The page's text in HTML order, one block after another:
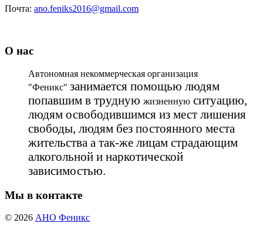
Почта: ano.feniks2016@gmail.com
О нас
Автономная некоммерческая организация
"Феникс" занимается помощью людям
попавшим в трудную жизненную ситуацию,
людям освободившимся из мест лишения
свободы, людям без постоянного места
жительства а так-же лицам страдающим
алкогольной и наркотической
зависимостью.
Мы в контакте
© 2026 АНО Феникс